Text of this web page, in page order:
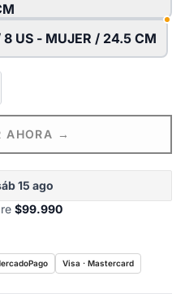
US - MUJER / 24.5 CM
AHORA →
15 ago
$99.990
Visa · Mastercard